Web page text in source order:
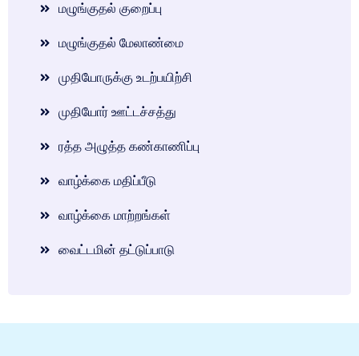
மழுங்குதல் குறைப்பு
மழுங்குதல் மேலாண்மை
முதியோருக்கு உடற்பயிற்சி
முதியோர் ஊட்டச்சத்து
ரத்த அழுத்த கண்காணிப்பு
வாழ்க்கை மதிப்பீடு
வாழ்க்கை மாற்றங்கள்
வைட்டமின் தட்டுப்பாடு